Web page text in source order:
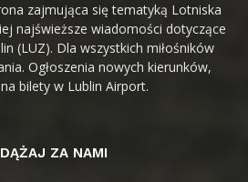
zajmująca się tematyką Lotniska
najświeższe wiadomości dotyczące
(LUZ). Dla wszystkich miłośników
Ogłoszenia nowych kierunków,
bilety w Lublin Airport.
ZA NAMI